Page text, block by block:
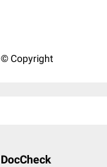
© Copyright
DocCheck